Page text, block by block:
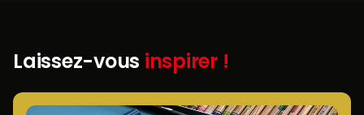
Laissez-vous inspirer !